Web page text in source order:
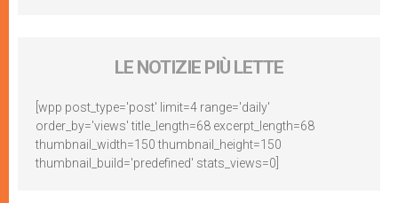
LE NOTIZIE PIÙ LETTE
[wpp post_type='post' limit=4 range='daily'
order_by='views' title_length=68 excerpt_length=68
thumbnail_width=150 thumbnail_height=150
thumbnail_build='predefined' stats_views=0]